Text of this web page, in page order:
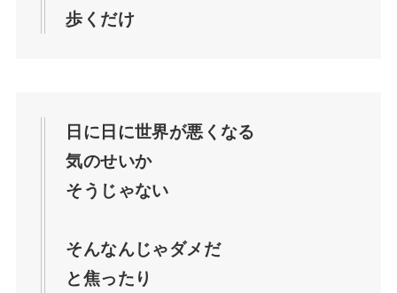
ばけばけのラシャメンは史実？トキへの嫌が
したい男性客のモデルも深掘り【ヒロウエ
ノ】
ばけばけ白鳥倶楽部の実在モデルは土手倶楽
歩くだけ
日に日に世界が悪くなる
気のせいか
そうじゃない
そんなんじゃダメだ
と焦ったり